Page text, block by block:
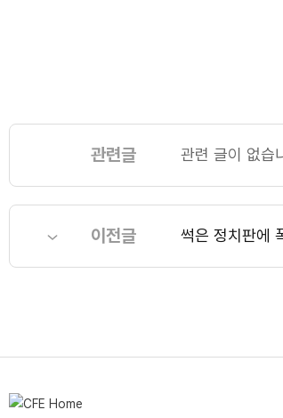
관련글 관련 글이 없습
이전글 썩은 정치판에